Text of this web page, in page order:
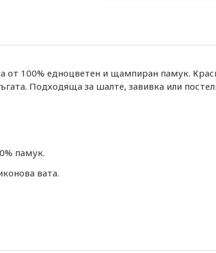
от 100% едноцветен и щампиран памук.
Подходяща за шалте, завивка или
памук.
вата.